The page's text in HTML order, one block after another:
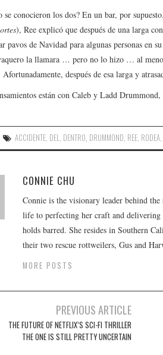
se conocieron los dos? En un bar, por
), Ree explicó que después de una larga
pavos de Navidad para algunas personas en
la llamara … pero no lo hizo … al
después de esa larga y
están con Caleb y Ladd
ACCIDENTE, DEL, DENTRO, DRUMMOND, REE, RODEA
CONNIE CHU
Connie is the visionary leader behind the
life to perfecting her craft and delivering
holds barred. She resides in Southern
their two rescue rottweilers, Gus and
MORE POSTS
PREVIOUS ARTICLE
THE FUTURE OF NETFLIX’S SCI-FI THRILLER
THE ONE IS STILL PRETTY UNCERTAIN